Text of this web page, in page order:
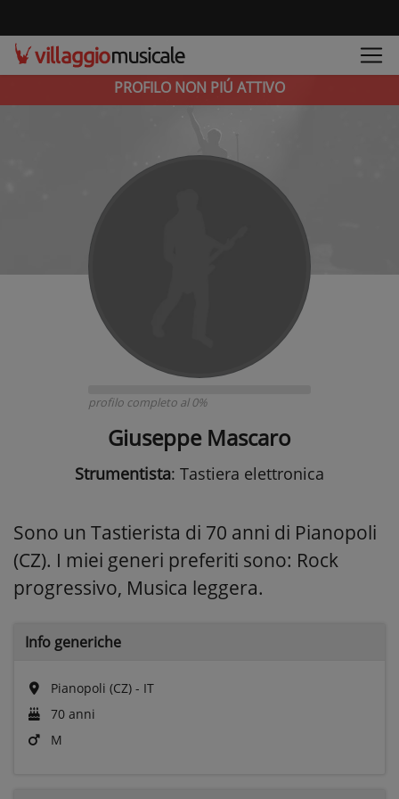
PROFILO NON PIÚ ATTIVO
profilo completo al 0%
Giuseppe Mascaro
Strumentista: Tastiera elettronica
Sono un Tastierista di 70 anni di Pianopoli
(CZ). I miei generi preferiti sono: Rock
progressivo, Musica leggera.
Info generiche
Pianopoli (CZ) - IT
70 anni
M